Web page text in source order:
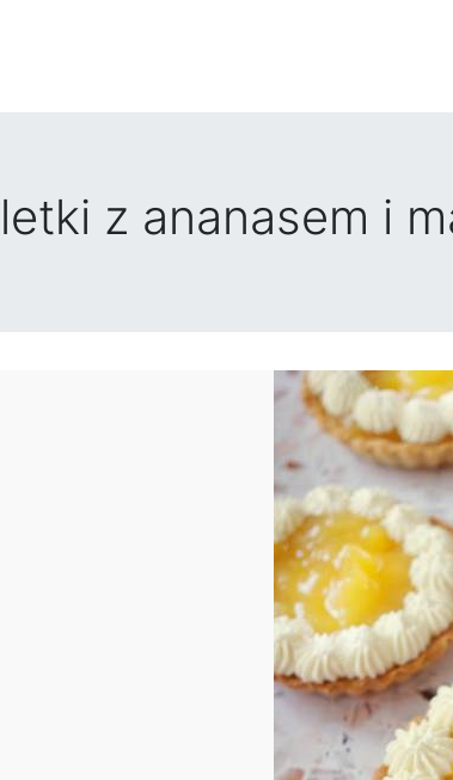
z ananasem i